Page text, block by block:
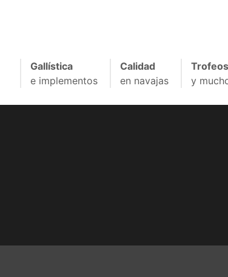
Gallística
e implementos
Calidad
en navajas
Trofeos
y